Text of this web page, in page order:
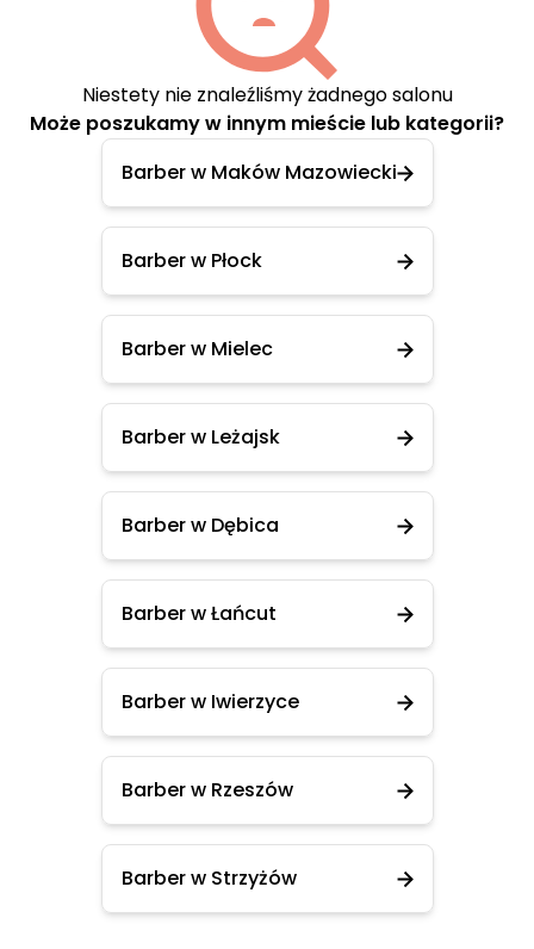
Niestety nie znaleźliśmy żadnego salonu
Może poszukamy w innym mieście lub kategorii?
Barber w Maków Mazowiecki
Barber w Płock
Barber w Mielec
Barber w Leżajsk
Barber w Dębica
Barber w Łańcut
Barber w Iwierzyce
Barber w Rzeszów
Barber w Strzyżów